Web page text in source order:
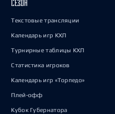
СЕЗОН
Текстовые трансляции
Календарь игр КХЛ
Турнирные таблицы КХЛ
Статистика игроков
Календарь игр «Торпедо»
Плей-офф
Кубок Губернатора